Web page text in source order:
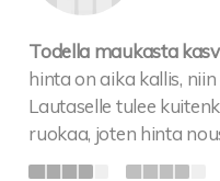
Todella maukasta
hinta on aika kallis,
Lautaselle tulee
ruokaa, joten hinta